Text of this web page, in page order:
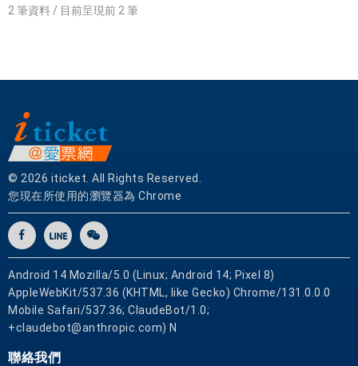
2 筆資料 / 目前呈現前 2 筆
© 2026 iticket. All Rights Reserved.
您現在所使用的瀏覽器為 Chrome
Android 14 Mozilla/5.0 (Linux; Android 14; Pixel 8)
AppleWebKit/537.36 (KHTML, like Gecko) Chrome/131.0.0.0
Mobile Safari/537.36; ClaudeBot/1.0;
+claudebot@anthropic.com) N
聯絡我們